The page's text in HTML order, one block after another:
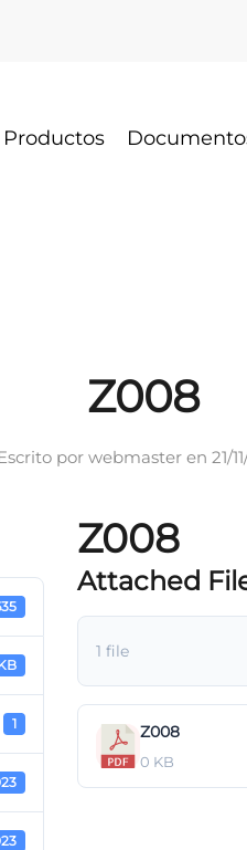
Productos
Z008
por webmasteren 21/
1
Z008
Attached
1 file
Z008
0 KB